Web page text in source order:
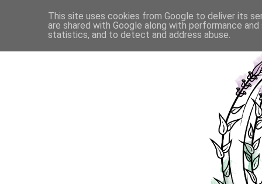
This site uses cookies from Google to deliver its
are shared with Google along with performance
statistics, and to detect and address abuse.